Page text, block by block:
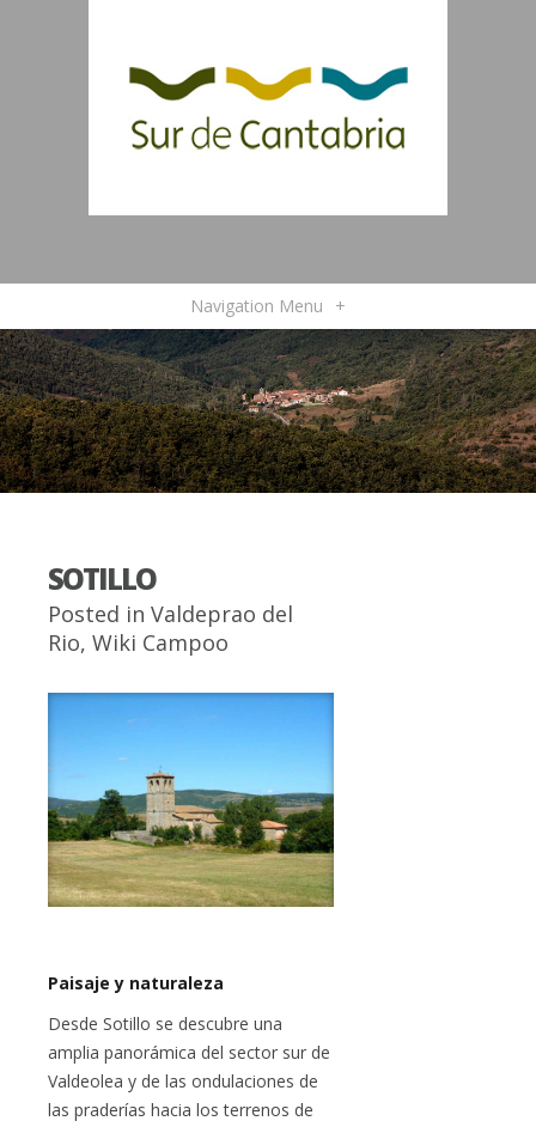
Navigation Menu +
SOTILLO
Posted in Valdeprao del
Rio, Wiki Campoo
Paisaje y naturaleza
Desde Sotillo se descubre una
amplia panorámica del sector sur de
Valdeolea y de las ondulaciones de
las praderías hacia los terrenos de